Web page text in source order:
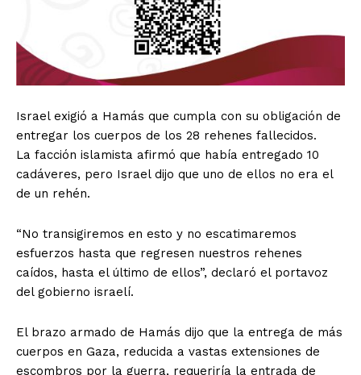
Israel exigió a Hamás que cumpla con su obligación de
entregar los cuerpos de los 28 rehenes fallecidos.
La facción islamista afirmó que había entregado 10
cadáveres, pero Israel dijo que uno de ellos no era el
de un rehén.
“No transigiremos en esto y no escatimaremos
esfuerzos hasta que regresen nuestros rehenes
caídos, hasta el último de ellos”, declaró el portavoz
del gobierno israelí.
El brazo armado de Hamás dijo que la entrega de más
cuerpos en Gaza, reducida a vastas extensiones de
escombros por la guerra, requeriría la entrada de